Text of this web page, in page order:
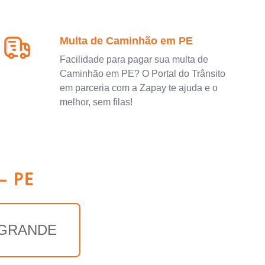
Multa de Caminhão em PE
Facilidade para pagar sua multa de
Caminhão em PE? O Portal do Trânsito
em parceria com a Zapay te ajuda e o
melhor, sem filas!
PE